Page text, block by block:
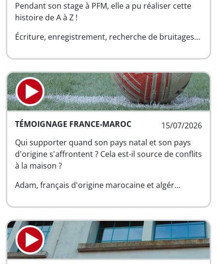
Pendant son stage à PFM, elle a pu réaliser cette
histoire de A à Z !
Écriture, enregistrement, recherche de bruitages…
15/07/2026
TÉMOIGNAGE FRANCE-MAROC
Qui supporter quand son pays natal et son pays
d'origine s'affrontent ? Cela est-il source de conflits
à la maison ?
Adam, français d'origine marocaine et algér…